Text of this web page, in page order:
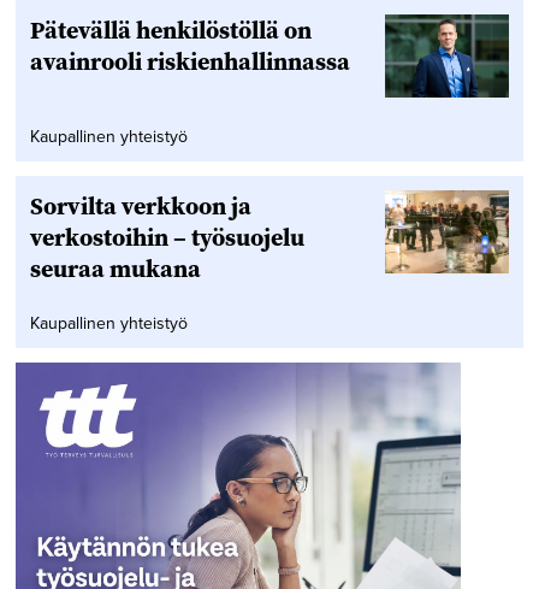
Pätevällä henkilöstöllä on
avainrooli riskienhallinnassa
Kaupallinen yhteistyö
Sorvilta verkkoon ja
verkostoihin – työsuojelu
seuraa mukana
Kaupallinen yhteistyö